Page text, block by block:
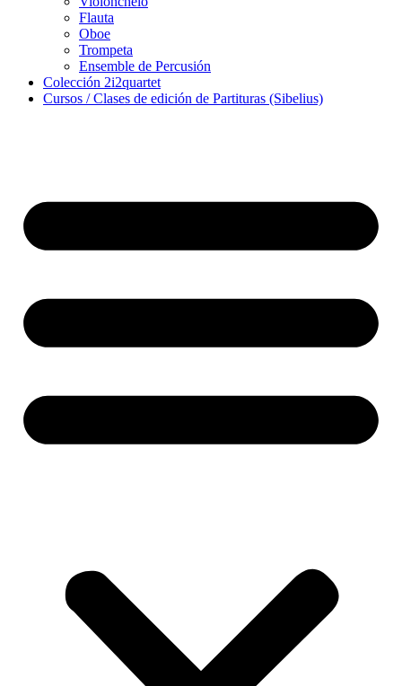
Flauta
Oboe
Trompeta
Ensemble de Percusión
Colección 2i2quartet
Cursos / Clases de edición de Partituras (Sibelius)